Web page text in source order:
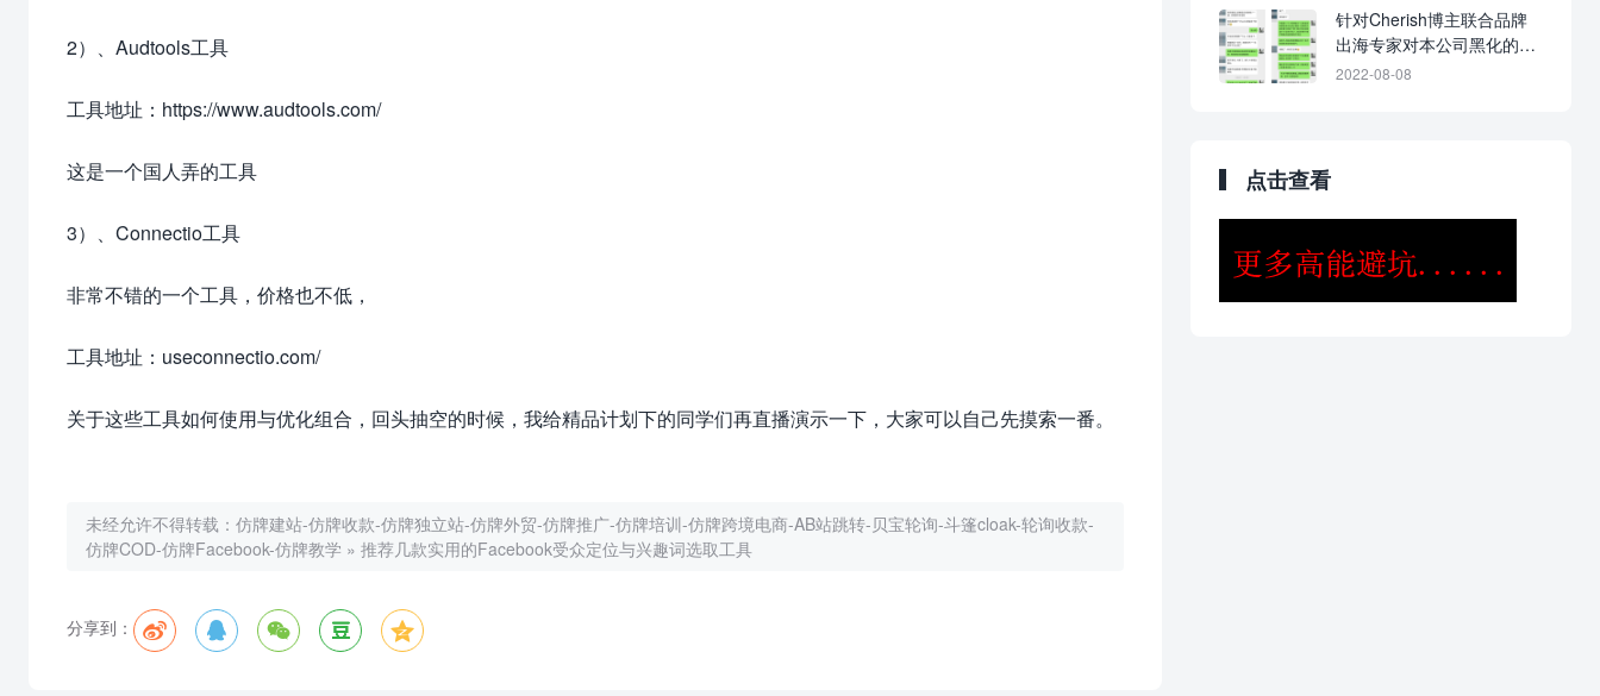
2）、Audtools工具
工具地址：https://www.audtools.com/
这是一个国人弄的工具
3）、Connectio工具
非常不错的一个工具，价格也不低，
工具地址：useconnectio.com/
关于这些工具如何使用与优化组合，回头抽空的时候，我给精品计划下的同学们再直播演示一下，大家可以自己先摸索一番。
未经允许不得转载： 仿牌建站-仿牌收款-仿牌独立站-仿牌外贸-仿牌推广-仿牌培训-仿牌跨境电商-AB站跳转-贝宝轮询-斗篷cloak-轮询收款-
仿牌COD-仿牌Facebook-仿牌教学 » 推荐几款实用的Facebook受众定位与兴趣词选取工具
分享到：
针对Cherish博主联合品牌
出海专家对本公司黑化的战
争进展图
2022-08-08
点击查看